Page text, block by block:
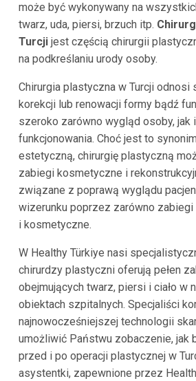
może być wykonywany na
twarz, uda, piersi, brzuch itp.
Turcjijest częścią chirurgii
na podkreślaniu urody osoby.
Chirurgia plastyczna w Turcji odnosi
korekcji lub renowacji formy bądź
szeroko zarówno wygląd osoby, jak
funkcjonowania. Choć jest to
estetyczną, chirurgię plastyczną
zabiegi kosmetyczne i
związane z poprawą wyglądu
wizerunku poprzez zarówno zabiegi
i kosmetyczne.
W Healthy Türkiye nasi
chirurdzy plastyczni oferują pełen
obejmujących twarz, piersi i ciało w
obiektach szpitalnych. Specjaliści
najnowocześniejszej technologii
umożliwić Państwu zobaczenie, jak
przed i po operacji plastycznej w
asystentki, zapewnione przez